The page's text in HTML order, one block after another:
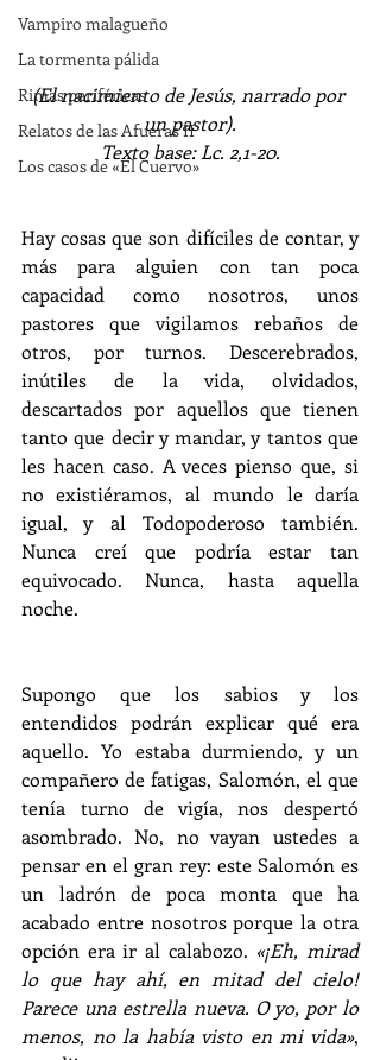
Vampiro malagueño
La tormenta pálida
Rimas periféricas
Relatos de las Afueras II
Los casos de «El Cuervo»
(El nacimiento de Jesús, narrado por
un pastor).
Texto base: Lc. 2,1-20.
Hay cosas que son difíciles de contar, y
más para alguien con tan poca
capacidad como nosotros, unos
pastores que vigilamos rebaños de
otros, por turnos. Descerebrados,
inútiles de la vida, olvidados,
descartados por aquellos que tienen
tanto que decir y mandar, y tantos que
les hacen caso. A veces pienso que, si
no existiéramos, al mundo le daría
igual, y al Todopoderoso también.
Nunca creí que podría estar tan
equivocado. Nunca, hasta aquella
noche.
Supongo que los sabios y los
entendidos podrán explicar qué era
aquello. Yo estaba durmiendo, y un
compañero de fatigas, Salomón, el que
tenía turno de vigía, nos despertó
asombrado. No, no vayan ustedes a
pensar en el gran rey: este Salomón es
un ladrón de poca monta que ha
acabado entre nosotros porque la otra
opción era ir al calabozo. «¡Eh, mirad
lo que hay ahí, en mitad del cielo!
Parece una estrella nueva. O yo, por lo
menos, no la había visto en mi vida»,